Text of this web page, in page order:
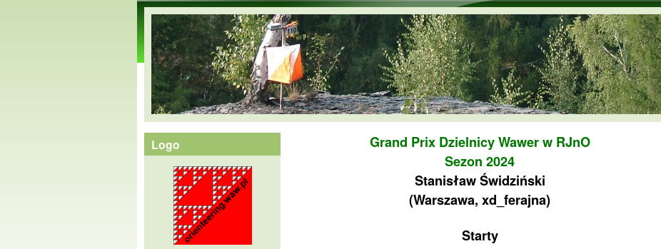
Przejdź do treści
orienteering.waw.pl
Grand Prix Dzielnicy Wawer w RJnO
Sezon 2024
Stanisław Świdziński
(Warszawa, xd_ferajna)
Starty
Logo